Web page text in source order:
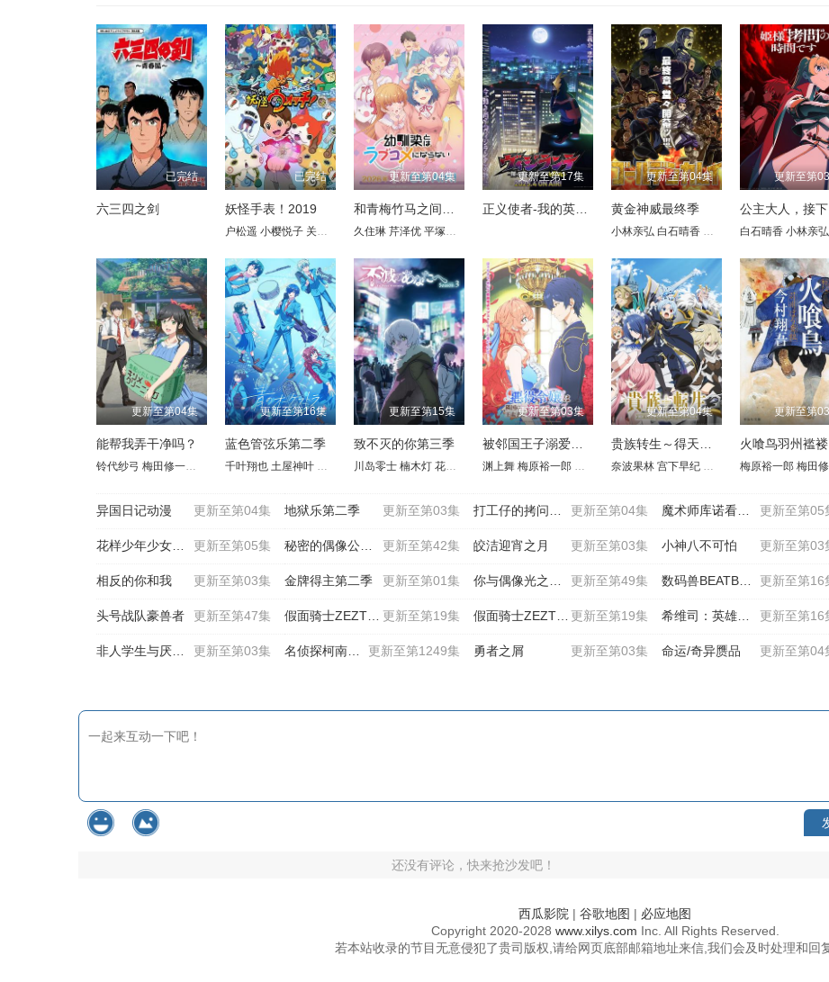
已完结
六三四之剑
已完结
妖怪手表！2019
户松遥 小樱悦子 关智一 远藤绫
更新至第04集
和青梅竹马之间不会有恋爱喜剧
久住琳 芹泽优 平塚纱依
更新至第17集
正义使者-我的英雄学院之非法英雄-
更新至第04集
黄金神威最终季
小林亲弘 白石晴香 伊藤健太郎
更新至第
公
白石晴香 小林亲弘
更新至第04集
能帮我弄干净吗？
铃代纱弓 梅田修一朗 稻垣好 青山吉能 白石兼斗 小清水亚美 水田山葵
更新至第16集
蓝色管弦乐第二季
千叶翔也 土屋神叶 加隈亚衣 佐藤未奈子 Lynn 浅沼晋太郎 榎木淳弥 小原好美 前田佳织里 福岛润 安济知佳 青木瑠璃子
更新至第15集
致不灭的你第三季
川岛零士 楠木灯 花守由美里 潘惠美 内田彩 落合福嗣 泽城千春 古贺葵 樫井笙人 子安武人 引坂理绘
更新至第03集
被邻国王子溺爱的反派女主
渊上舞 梅原裕一郎 佐藤拓也 花守由美里 山田麻莉奈 诹访部顺一 绿川光
更新至第04集
奈波果林 宫下早纪 佐伯伊织 橘杏咲 石川由依
更新至第
火
梅原裕一郎 梅田修一朗
更新至第04集
异国日记动漫 更新至第03集
地狱乐第二季 更新至第04集
打工仔的拷问日常 更新至第05
魔术师库诺看得见一切
更新至第05集
花样少年少女动漫 更新至第42集
秘密的偶像公主第二季 更新至第03集
皎洁迎宵之月 更新至第03
小神八不可怕
更新至第03集
相反的你和我 更新至第01集
金牌得主第二季 更新至第49集
你与偶像光之美少女♪ 更新至第16
数码兽BEATBREAK
更新至第47集
头号战队豪兽者 更新至第19集
假面骑士ZEZTZ国语 更新至第19集
假面骑士ZEZTZ日语 更新至第16
希维司：英雄之声
更新至第03集
非人学生与厌世教师 更新至第1249集
名侦探柯南国语 更新至第03集
勇者之屑 更新至第04
命运/奇异赝品
还没有评论，快来抢沙发吧！
西瓜影院 | 谷歌地图 | 必应地图
Copyright 2020-2028 www.xilys.com Inc. All Rights Reserved.
若本站收录的节目无意侵犯了贵司版权,请给网页底部邮箱地址来信,我们会及时处理和回